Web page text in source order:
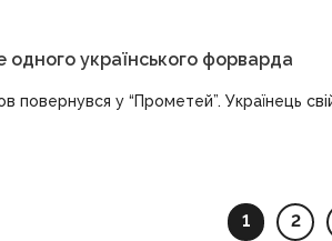
одного українського форварда
у “Прометей”. Українець
1 2